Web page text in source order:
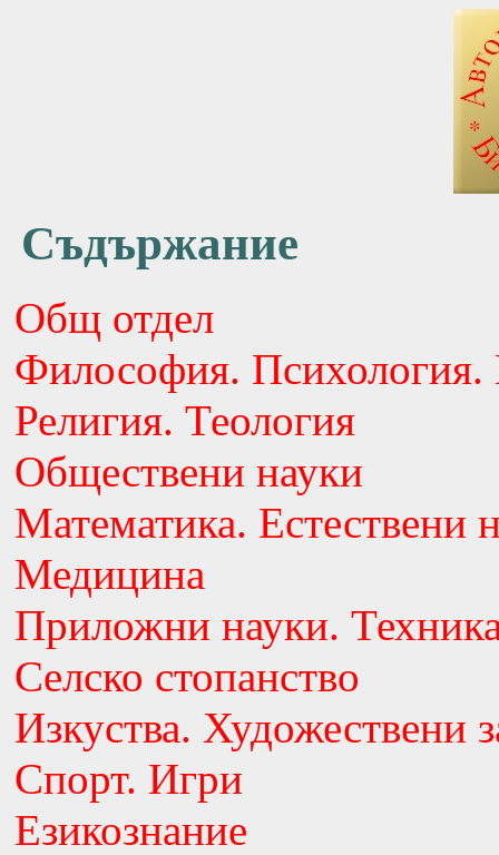
Съдържание
Общ отдел
Философия. Психология.
Религия. Теология
Обществени науки
Математика. Естествени
Медицина
Приложни науки.
Селско стопанство
Изкуства. Художествени
Спорт. Игри
Езикознание